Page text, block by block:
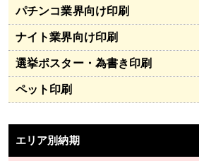
パチンコ業界向け印刷
ナイト業界向け印刷
選挙ポスター・為書き印刷
ペット印刷
エリア別納期